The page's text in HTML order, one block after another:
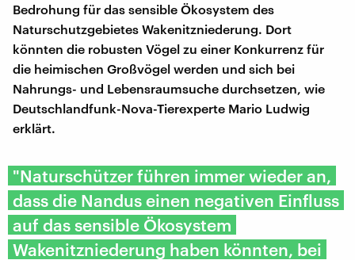
Bedrohung für das sensible Ökosystem des
Naturschutzgebietes Wakenitzniederung. Dort
könnten die robusten Vögel zu einer Konkurrenz für
die heimischen Großvögel werden und sich bei
Nahrungs- und Lebensraumsuche durchsetzen, wie
Deutschlandfunk-Nova-Tierexperte Mario Ludwig
erklärt.
"Naturschützer führen immer wieder an,
dass die Nandus einen negativen Einfluss
auf das sensible Ökosystem
Wakenitzniederung haben könnten, bei